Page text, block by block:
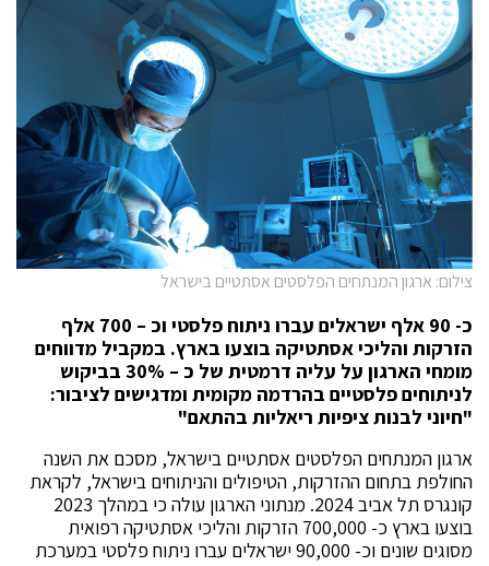
צילום: ארגון המנתחים הפלסטים אסתטיים בישראל
כ- 90 אלף ישראלים עברו ניתוח פלסטי וכ – 700 אלף
הזרקות והליכי אסתטיקה בוצעו בארץ. במקביל מדווחים
מומחי הארגון על עליה דרמטית של כ – 30% בביקוש
לניתוחים פלסטיים בהרדמה מקומית ומדגישים לציבור:
"חיוני לבנות ציפיות ריאליות בהתאם"
ארגון המנתחים הפלסטים אסתטיים בישראל, מסכם את השנה
החולפת בתחום ההזרקות, הטיפולים והניתוחים בישראל, לקראת
קונגרס תל אביב 2024. מנתוני הארגון עולה כי במהלך 2023
בוצעו בארץ כ- 700,000 הזרקות והליכי אסתטיקה רפואית
מסוגים שונים וכ- 90,000 ישראלים עברו ניתוח פלסטי במערכת